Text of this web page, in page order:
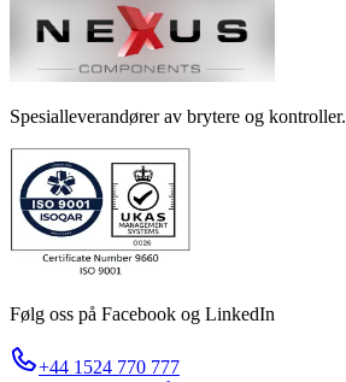
Spesialleverandører av brytere og kontroller.
Følg oss på Facebook og LinkedIn
+44 1524 770 777